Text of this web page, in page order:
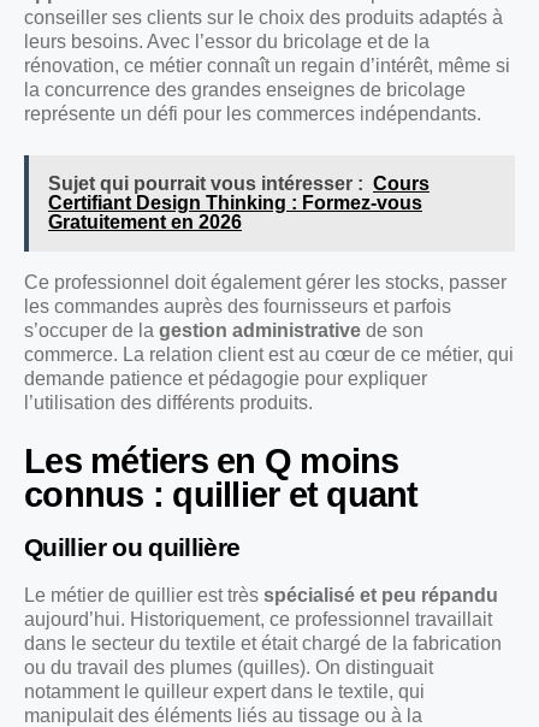
conseiller ses clients sur le choix des produits adaptés à
leurs besoins. Avec l’essor du bricolage et de la
rénovation, ce métier connaît un regain d’intérêt, même si
la concurrence des grandes enseignes de bricolage
représente un défi pour les commerces indépendants.
Sujet qui pourrait vous intéresser : Cours
Certifiant Design Thinking : Formez-vous
Gratuitement en 2026
Ce professionnel doit également gérer les stocks, passer
les commandes auprès des fournisseurs et parfois
s’occuper de la gestion administrative de son
commerce. La relation client est au cœur de ce métier, qui
demande patience et pédagogie pour expliquer
l’utilisation des différents produits.
Les métiers en Q moins
connus : quillier et quant
Quillier ou quillière
Le métier de quillier est très spécialisé et peu répandu
aujourd’hui. Historiquement, ce professionnel travaillait
dans le secteur du textile et était chargé de la fabrication
ou du travail des plumes (quilles). On distinguait
notamment le quilleur expert dans le textile, qui
manipulait des éléments liés au tissage ou à la